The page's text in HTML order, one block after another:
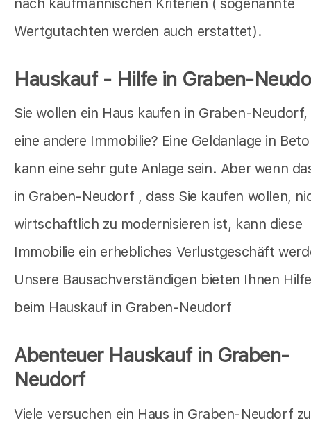
nach kaufmännischen Kriterien ( sogenannte
Wertgutachten werden auch erstattet).
Hauskauf - Hilfe in Graben-
Sie wollen ein Haus kaufen in Graben-
eine andere Immobilie? Eine Geldanlage in
kann eine sehr gute Anlage sein. Aber wenn
in Graben-Neudorf , dass Sie kaufen wollen,
wirtschaftlich zu modernisieren ist, kann diese
Immobilie ein erhebliches Verlustgeschäft
Unsere Bausachverständigen bieten Ihnen
beim Hauskauf in Graben-Neudorf
Abenteuer Hauskauf in Graben-
Neudorf
Viele versuchen ein Haus in Graben-Neudorf zu